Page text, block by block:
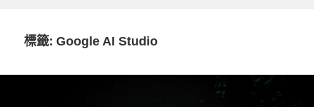
標籤:Google AI Studio